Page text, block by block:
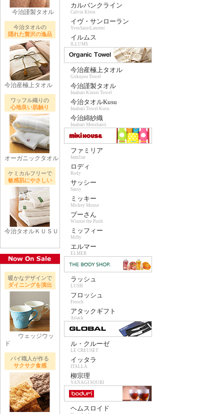
今治謹製タオル
今治タオルの
隠れた贅沢の逸品
今治産極上タオル
ワッフル織りの
心地良い肌触り
オーガニックタオル
ケミカルフリーで
敏感肌にやさしい
今治タオルＫＵＳＵ
暖かなデザインで
ダイニングを演出
ウェッジウッ
ド
パイ職人が作る
サクサク食感
カルバンクライン
Calvin Klein
イヴ・サンローラン
YvesSaintLaurent
イルムス
ILLUMS
今治産極上タオル
Gokujou Towel
今治謹製タオル
Imabari Kinsei Towel
今治タオルKusu
Imabari Towel Kusu
今治綿紗織
Imabari Menshaori
ファミリア
familiar
ロディ
Rody
サッシー
Sassy
ミッキー
Mickey Mouse
プーさん
Winnie the Pooh
ミッフィー
Miffy
エルマー
ELMER
ラッシュ
LUSH
フロッシュ
Frosch
アタックギフト
Attack
ル・クルーゼ
LE CREUSET
イッタラ
ITALLA
柳宗理
YANAGI SOURI
ヘムスロイド